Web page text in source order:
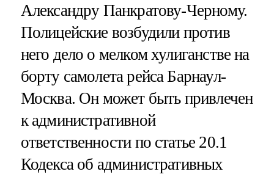
Александру Панкратову-Черному.
Полицейские возбудили против
него дело о мелком хулиганстве на
борту самолета рейса Барнаул-
Москва. Он может быть привлечен
к административной
ответственности по статье 20.1
Кодекса об административных